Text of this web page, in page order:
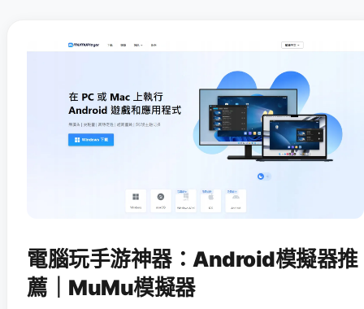
電腦玩手游神器：Android模擬器推
薦｜MuMu模擬器